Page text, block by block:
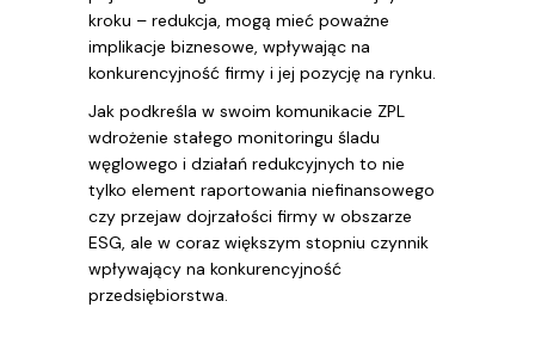
kroku – redukcja, mogą mieć poważne
implikacje biznesowe, wpływając na
konkurencyjność firmy i jej pozycję na rynku.
Jak podkreśla w swoim komunikacie ZPL
wdrożenie stałego monitoringu śladu
węglowego i działań redukcyjnych to nie
tylko element raportowania niefinansowego
czy przejaw dojrzałości firmy w obszarze
ESG, ale w coraz większym stopniu czynnik
wpływający na konkurencyjność
przedsiębiorstwa.